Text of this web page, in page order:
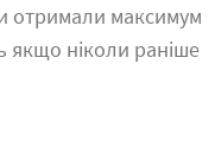
отримали максимум
якщо ніколи раніше